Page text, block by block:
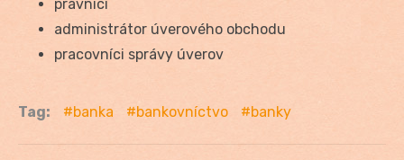
právnici
administrátor úverového obchodu
pracovníci správy úverov
Tag: banka bankovníctvo banky